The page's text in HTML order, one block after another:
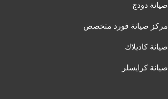
صيانة دودج
مركز صيانة فورد متخصص
صيانة كاديلاك
صيانة كرايسلر